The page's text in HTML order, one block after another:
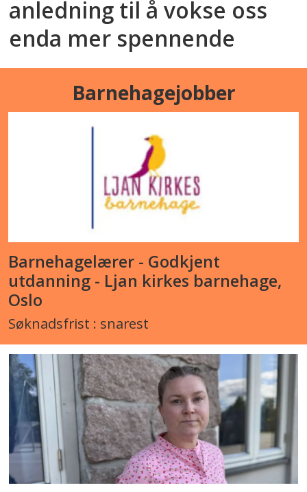
anledning til å vokse oss
enda mer spennende
Barnehagejobber
Barnehagelærer - Godkjent
utdanning - Ljan kirkes barnehage,
Oslo
Søknadsfrist : snarest